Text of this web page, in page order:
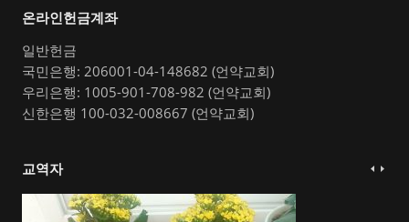
온라인헌금계좌
일반헌금
국민은행: 206001-04-148682 (언약교회)
우리은행: 1005-901-708-982 (언약교회)
신한은행 100-032-008667 (언약교회)
교역자